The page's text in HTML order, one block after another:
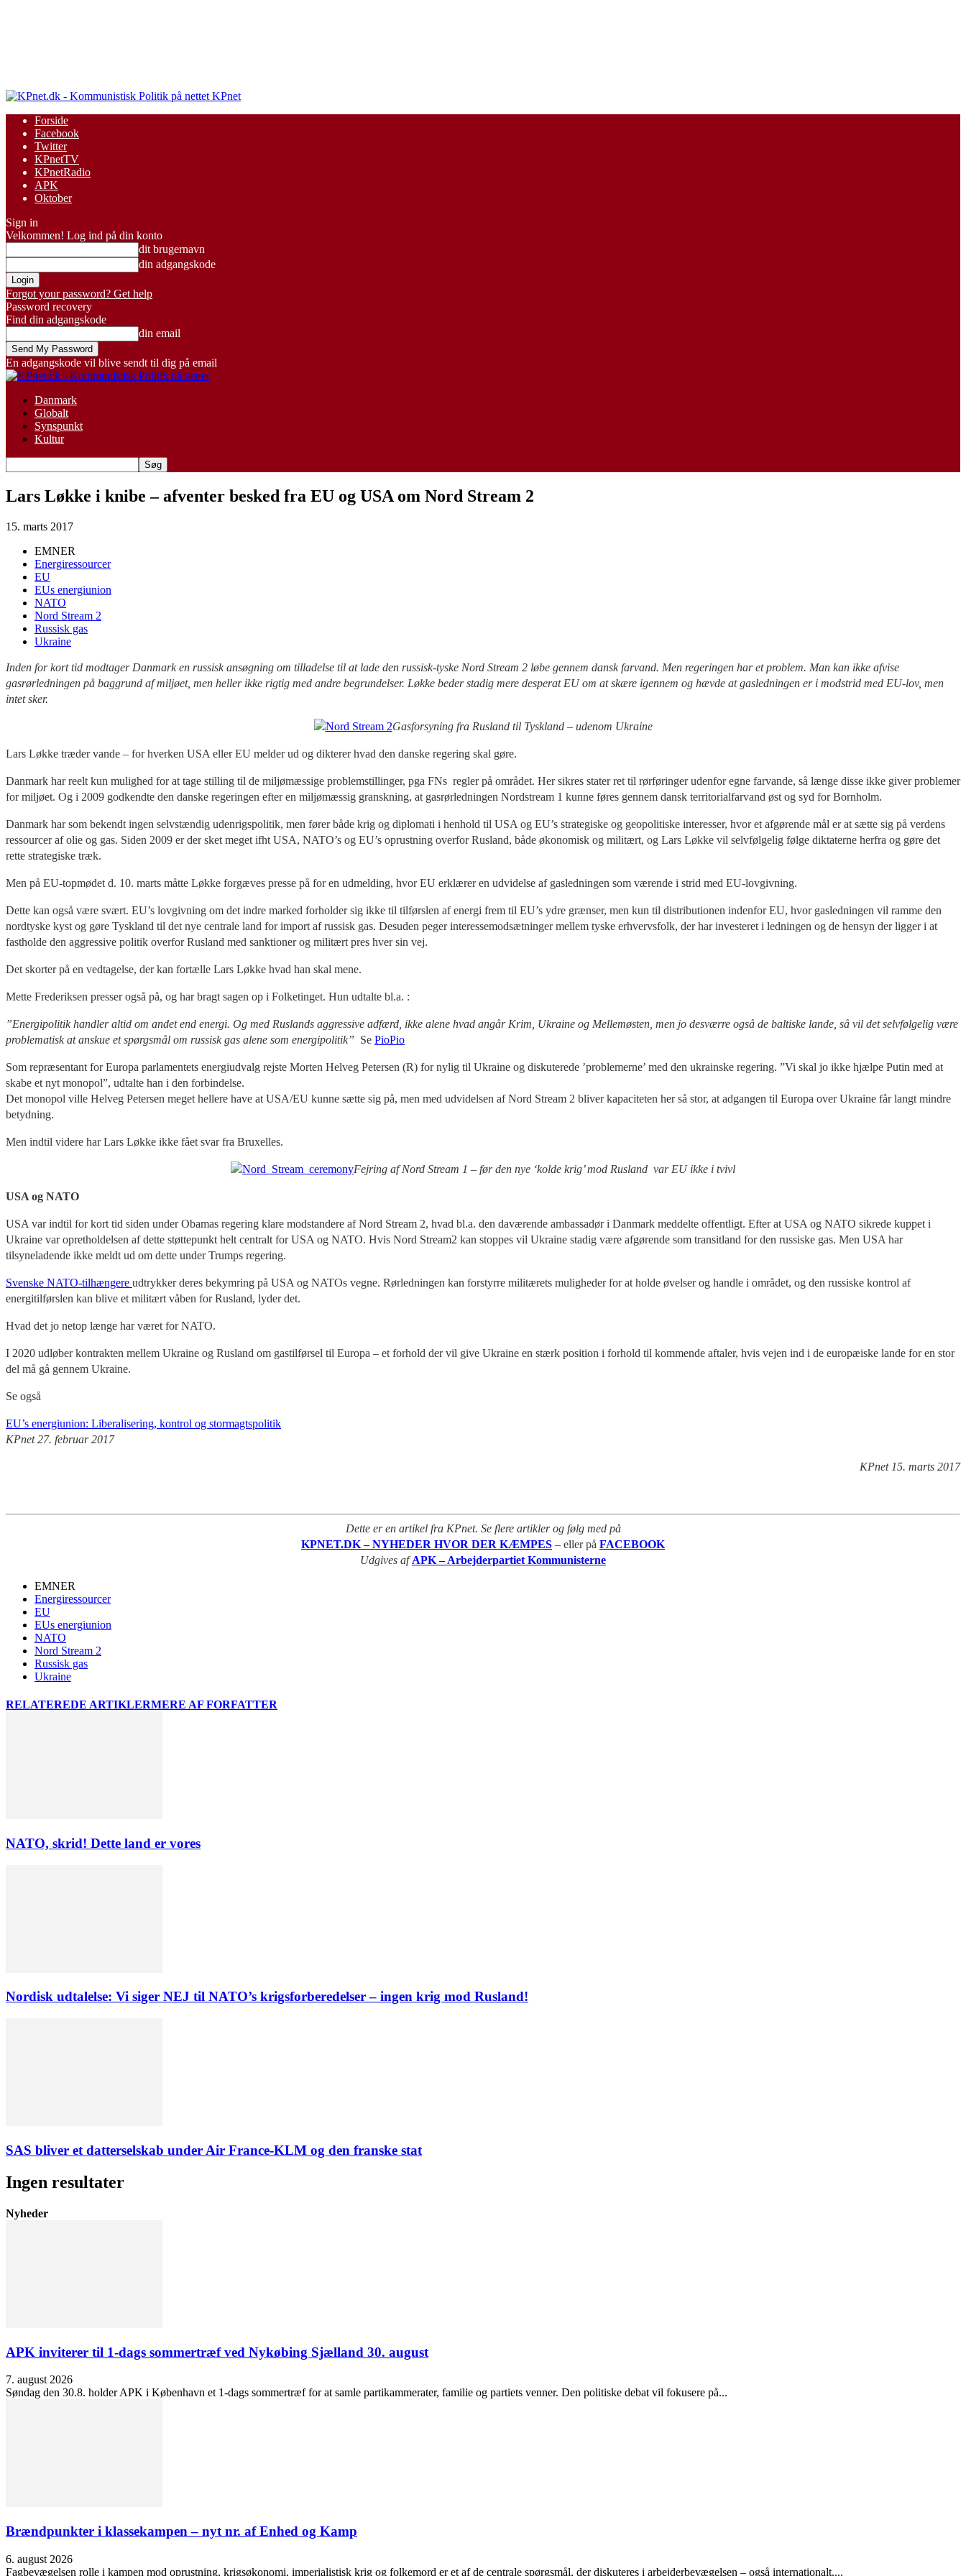
KPnet
Forside
Facebook
Twitter
KPnetTV
KPnetRadio
APK
Oktober
Sign in
Velkommen! Log ind på din konto
dit brugernavn
din adgangskode
Forgot your password? Get help
Password recovery
Find din adgangskode
din email
En adgangskode vil blive sendt til dig på email
Danmark
Globalt
Synspunkt
Kultur
Lars Løkke i knibe – afventer besked fra EU og USA om Nord Stream 2
15. marts 2017
EMNER
Energiressourcer
EU
EUs energiunion
NATO
Nord Stream 2
Russisk gas
Ukraine
Inden for kort tid modtager Danmark en russisk ansøgning om tilladelse til at lade den russisk-tyske Nord Stream 2 løbe gennem dansk farvand. Men regeringen har et problem. Man kan ikke afvise
gasrørledningen på baggrund af miljøet, men heller ikke rigtig med andre begrundelser. Løkke beder stadig mere desperat EU om at skære igennem og hævde at gasledningen er i modstrid med EU-lov, men
intet sker.
Gasforsyning fra Rusland til Tyskland – udenom Ukraine
Lars Løkke træder vande – for hverken USA eller EU melder ud og dikterer hvad den danske regering skal gøre.
Danmark har reelt kun mulighed for at tage stilling til de miljømæssige problemstillinger, pga FNs regler på området. Her sikres stater ret til rørføringer udenfor egne farvande, så længe disse ikke giver problemer
for miljøet. Og i 2009 godkendte den danske regeringen efter en miljømæssig granskning, at gasrørledningen Nordstream 1 kunne føres gennem dansk territorialfarvand øst og syd for Bornholm.
Danmark har som bekendt ingen selvstændig udenrigspolitik, men fører både krig og diplomati i henhold til USA og EU’s strategiske og geopolitiske interesser, hvor et afgørende mål er at sætte sig på verdens
ressourcer af olie og gas. Siden 2009 er der sket meget ifht USA, NATO’s og EU’s oprustning overfor Rusland, både økonomisk og militært, og Lars Løkke vil selvfølgelig følge diktaterne herfra og gøre det
rette strategiske træk.
Men på EU-topmødet d. 10. marts måtte Løkke forgæves presse på for en udmelding, hvor EU erklærer en udvidelse af gasledningen som værende i strid med EU-lovgivning.
Dette kan også være svært. EU’s lovgivning om det indre marked forholder sig ikke til tilførslen af energi frem til EU’s ydre grænser, men kun til distributionen indenfor EU, hvor gasledningen vil ramme den
nordtyske kyst og gøre Tyskland til det nye centrale land for import af russisk gas. Desuden peger interessemodsætninger mellem tyske erhvervsfolk, der har investeret i ledningen og de hensyn der ligger i at
fastholde den aggressive politik overfor Rusland med sanktioner og militært pres hver sin vej.
Det skorter på en vedtagelse, der kan fortælle Lars Løkke hvad han skal mene.
Mette Frederiksen presser også på, og har bragt sagen op i Folketinget. Hun udtalte bl.a. :
”Energipolitik handler altid om andet end energi. Og med Ruslands aggressive adfærd, ikke alene hvad angår Krim, Ukraine og Mellemøsten, men jo desværre også de baltiske lande, så vil det selvfølgelig være
problematisk at anskue et spørgsmål om russisk gas alene som energipolitik” Se PioPio
Som repræsentant for Europa parlamentets energiudvalg rejste Morten Helveg Petersen (R) for nylig til Ukraine og diskuterede ’problemerne’ med den ukrainske regering. ”Vi skal jo ikke hjælpe Putin med at
skabe et nyt monopol”, udtalte han i den forbindelse.
Det monopol ville Helveg Petersen meget hellere have at USA/EU kunne sætte sig på, men med udvidelsen af Nord Stream 2 bliver kapaciteten her så stor, at adgangen til Europa over Ukraine får langt mindre
betydning.
Men indtil videre har Lars Løkke ikke fået svar fra Bruxelles.
Fejring af Nord Stream 1 – før den nye ‘kolde krig’ mod Rusland var EU ikke i tvivl
USA og NATO
USA var indtil for kort tid siden under Obamas regering klare modstandere af Nord Stream 2, hvad bl.a. den daværende ambassadør i Danmark meddelte offentligt. Efter at USA og NATO sikrede kuppet i
Ukraine var opretholdelsen af dette støttepunkt helt centralt for USA og NATO. Hvis Nord Stream2 kan stoppes vil Ukraine stadig være afgørende som transitland for den russiske gas. Men USA har
tilsyneladende ikke meldt ud om dette under Trumps regering.
Svenske NATO-tilhængere udtrykker deres bekymring på USA og NATOs vegne. Rørledningen kan forstyrre militærets muligheder for at holde øvelser og handle i området, og den russiske kontrol af
energitilførslen kan blive et militært våben for Rusland, lyder det.
Hvad det jo netop længe har været for NATO.
I 2020 udløber kontrakten mellem Ukraine og Rusland om gastilførsel til Europa – et forhold der vil give Ukraine en stærk position i forhold til kommende aftaler, hvis vejen ind i de europæiske lande for en stor
del må gå gennem Ukraine.
Se også
EU’s energiunion: Liberalisering, kontrol og stormagtspolitik
KPnet 27. februar 2017
KPnet 15. marts 2017
Dette er en artikel fra KPnet. Se flere artikler og følg med på
KPNET.DK – NYHEDER HVOR DER KÆMPES – eller på FACEBOOK
Udgives afAPK – Arbejderpartiet Kommunisterne
EMNER
Energiressourcer
EU
EUs energiunion
NATO
Nord Stream 2
Russisk gas
Ukraine
RELATEREDE ARTIKLERMERE AF FORFATTER
NATO, skrid! Dette land er vores
Nordisk udtalelse: Vi siger NEJ til NATO’s krigsforberedelser – ingen krig mod Rusland!
SAS bliver et datterselskab under Air France-KLM og den franske stat
Ingen resultater
Nyheder
APK inviterer til 1-dags sommertræf ved Nykøbing Sjælland 30. august
7. august 2026
Søndag den 30.8. holder APK i København et 1-dags sommertræf for at samle partikammerater, familie og partiets venner. Den politiske debat vil fokusere på...
Brændpunkter i klassekampen – nyt nr. af Enhed og Kamp
6. august 2026
Fagbevægelsen rolle i kampen mod oprustning, krigsøkonomi, imperialistisk krig og folkemord er et af de centrale spørgsmål, der diskuteres i arbejderbevægelsen – også internationalt....